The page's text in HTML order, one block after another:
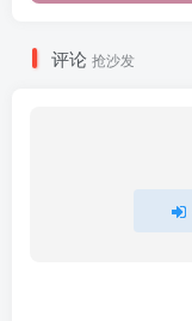
评论 抢沙发